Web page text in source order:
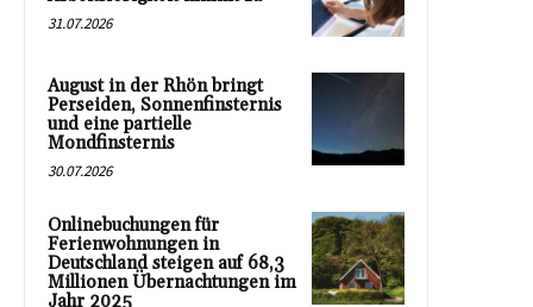
31.07.2026
August in der Rhön bringt
Perseiden, Sonnenfinsternis
und eine partielle
Mondfinsternis
30.07.2026
Onlinebuchungen für
Ferienwohnungen in
Deutschland steigen auf 68,3
Millionen Übernachtungen im
Jahr 2025